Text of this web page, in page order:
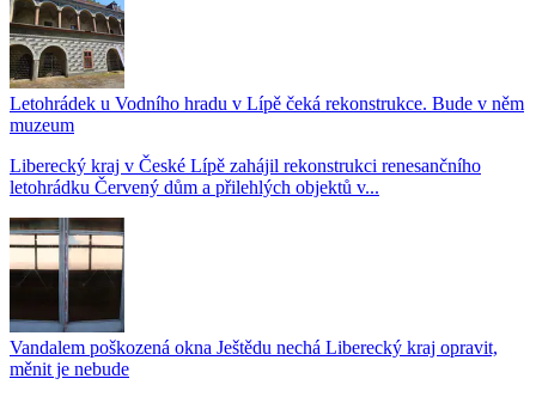
Letohrádek u Vodního hradu v Lípě čeká rekonstrukce. Bude v něm
muzeum
Liberecký kraj v České Lípě zahájil rekonstrukci renesančního
letohrádku Červený dům a přilehlých objektů v...
Vandalem poškozená okna Ještědu nechá Liberecký kraj opravit,
měnit je nebude